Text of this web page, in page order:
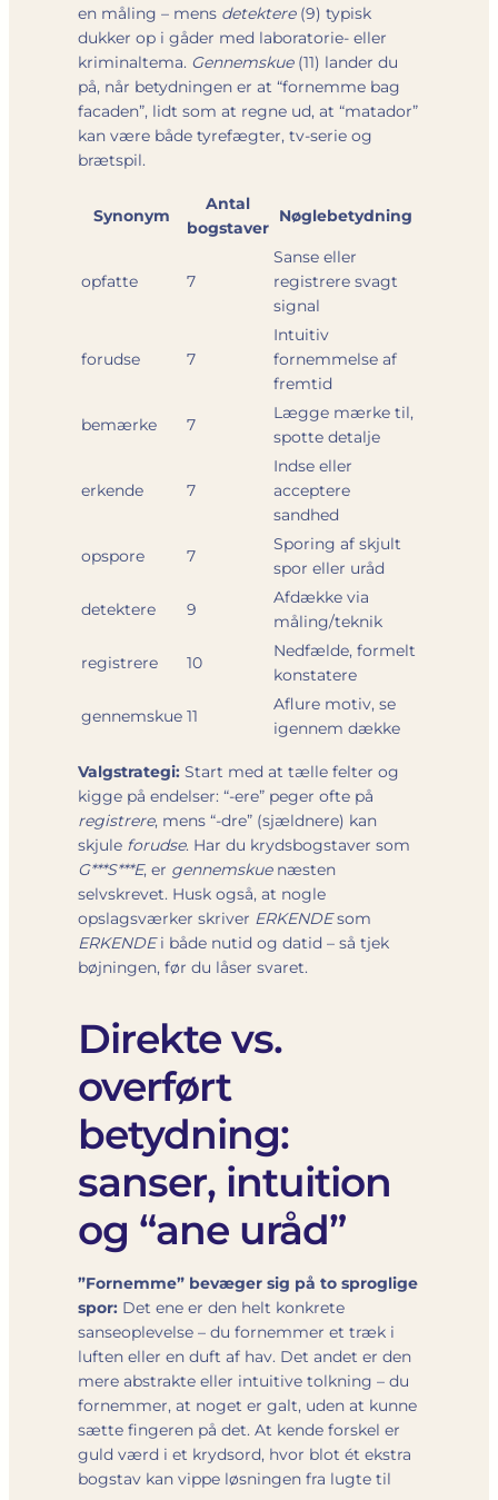
en måling – mens detektere(9) typisk
dukker op i gåder med laboratorie- eller
kriminaltema. Gennemskue(11) lander du
på, når betydningen er at “fornemme bag
facaden”, lidt som at regne ud, at “matador”
kan være både tyrefægter, tv-serie og
brætspil.
Synonym
Antal
bogstaver
Nøglebetydning
opfatte 7
Sanse eller
registrere svagt
signal
forudse 7
Intuitiv
fornemmelse af
fremtid
bemærke 7
Lægge mærke til,
spotte detalje
erkende 7
Indse eller
acceptere
sandhed
opspore 7
Sporing af skjult
spor eller uråd
detektere 9
Afdække via
måling/teknik
registrere 10
Nedfælde, formelt
konstatere
gennemskue 11
Aflure motiv, se
igennem dække
Valgstrategi: Start med at tælle felter og
kigge på endelser: “-ere” peger ofte på
registrere, mens “-dre” (sjældnere) kan
skjule forudse. Har du krydsbogstaver som
G***S***E, er gennemskuenæsten
selvskrevet. Husk også, at nogle
opslagsværker skriver ERKENDEsom
ERKENDEi både nutid og datid – så tjek
bøjningen, før du låser svaret.
Direkte vs.
overført
betydning:
sanser, intuition
og “ane uråd”
”Fornemme” bevæger sig på to sproglige
spor: Det ene er den helt konkrete
sanseoplevelse – du fornemmer et træk i
luften eller en duft af hav. Det andet er den
mere abstrakte eller intuitive tolkning – du
fornemmer, at noget er galt, uden at kunne
sætte fingeren på det. At kende forskel er
guld værd i et krydsord, hvor blot ét ekstra
bogstav kan vippe løsningen fra lugte til